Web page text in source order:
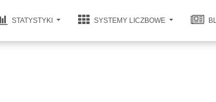
STATYSTYKI SYSTEMY LICZBOWE